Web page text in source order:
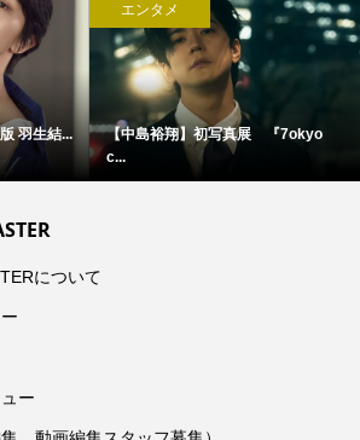
羽生結...
エンタメ
【中島裕翔】初写真展 『7okyo
c...
について
ー